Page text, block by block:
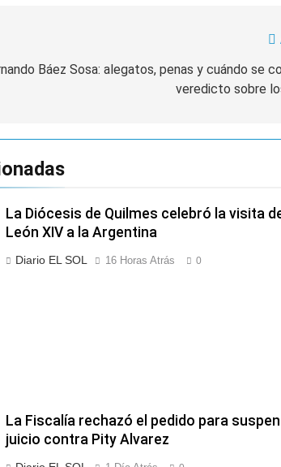
Báez Sosa: alegatos, penas y cuándo se
veredicto sobre
La Diócesis de Quilmes celebró la visita
León XIV a la Argentina
Diario EL SOL 16 Horas Atrás 0
La Fiscalía rechazó el pedido para
juicio contra Pity Alvarez